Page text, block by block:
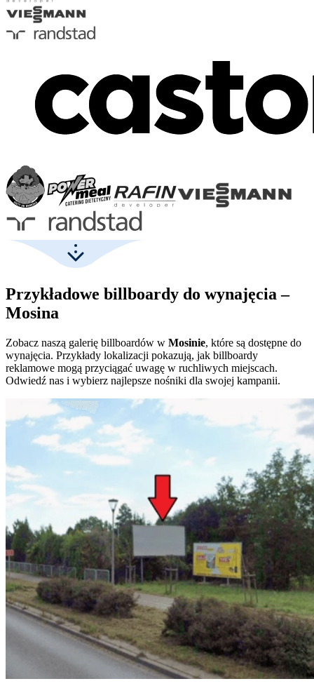
Przykładowe billboardy do wynajęcia –
Mosina
Zobacz naszą galerię billboardów w Mosinie, które są dostępne do
wynajęcia. Przykłady lokalizacji pokazują, jak billboardy
reklamowe mogą przyciągać uwagę w ruchliwych miejscach.
Odwiedź nas i wybierz najlepsze nośniki dla swojej kampanii.